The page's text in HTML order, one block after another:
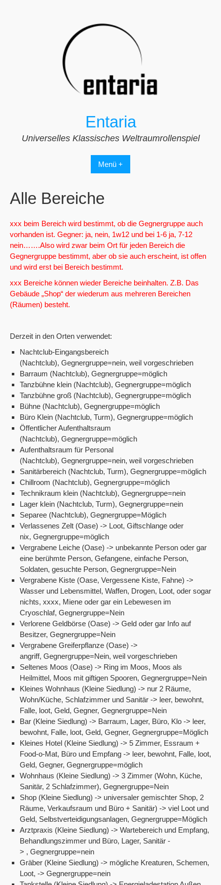
Entaria
Universelles Klassisches Weltraumrollenspiel
Menü +
Alle Bereiche
xxx beim Bereich wird bestimmt, ob die Gegnergruppe auch
vorhanden ist. Gegner: ja, nein, 1w12 und bei 1-6 ja, 7-12
nein…….Also wird zwar beim Ort für jeden Bereich die
Gegnergruppe bestimmt, aber ob sie auch erscheint, ist offen
und wird erst bei Bereich bestimmt.
xxx Bereiche können wieder Bereiche beinhalten. Z.B. Das
Gebäude „Shop“ der wiederum aus mehreren Bereichen
(Räumen) besteht.
Derzeit in den Orten verwendet:
Nachtclub-Eingangsbereich
(Nachtclub), Gegnergruppe=nein, weil vorgeschrieben
Barraum (Nachtclub), Gegnergruppe=möglich
Tanzbühne klein (Nachtclub), Gegnergruppe=möglich
Tanzbühne groß (Nachtclub), Gegnergruppe=möglich
Bühne (Nachtclub), Gegnergruppe=möglich
Büro Klein (Nachtclub, Turm), Gegnergruppe=möglich
Öffentlicher Aufenthaltsraum
(Nachtclub), Gegnergruppe=möglich
Aufenthaltsraum für Personal
(Nachtclub), Gegnergruppe=nein, weil vorgeschrieben
Sanitärbereich (Nachtclub, Turm), Gegnergruppe=möglich
Chillroom (Nachtclub), Gegnergruppe=möglich
Technikraum klein (Nachtclub), Gegnergruppe=nein
Lager klein (Nachtclub, Turm), Gegnergruppe=nein
Separee (Nachtclub), Gegnergruppe=Möglich
Verlassenes Zelt (Oase) -> Loot, Giftschlange oder
nix, Gegnergruppe=möglich
Vergrabene Leiche (Oase) -> unbekannte Person oder gar
eine berühmte Person, Gefangene, einfache Person,
Soldaten, gesuchte Person, Gegnergruppe=Nein
Vergrabene Kiste (Oase, Vergessene Kiste, Fahne) ->
Wasser und Lebensmittel, Waffen, Drogen, Loot, oder sogar
nichts, xxxx, Miene oder gar ein Lebewesen im
Cryoschlaf, Gegnergruppe=Nein
Verlorene Geldbörse (Oase) -> Geld oder gar Info auf
Besitzer, Gegnergruppe=Nein
Vergrabene Greiferpflanze (Oase) ->
angriff, Gegnergruppe=Nein, weil vorgeschrieben
Seltenes Moos (Oase) -> Ring im Moos, Moos als
Heilmittel, Moos mit giftigen Spooren, Gegnergruppe=Nein
Kleines Wohnhaus (Kleine Siedlung) -> nur 2 Räume,
Wohn/Küche, Schlafzimmer und Sanitär -> leer, bewohnt,
Falle, loot, Geld, Gegner, Gegnergruppe=Nein
Bar (Kleine Siedlung) -> Barraum, Lager, Büro, Klo -> leer,
bewohnt, Falle, loot, Geld, Gegner, Gegnergruppe=Möglich
Kleines Hotel (Kleine Siedlung) -> 5 Zimmer, Essraum +
Food-o-Mat, Büro und Empfang -> leer, bewohnt, Falle, loot,
Geld, Gegner, Gegnergruppe=möglich
Wohnhaus (Kleine Siedlung) -> 3 Zimmer (Wohn, Küche,
Sanitär, 2 Schlafzimmer), Gegnergruppe=Nein
Shop (Kleine Siedlung) -> universaler gemischter Shop, 2
Räume, Verkaufsraum und Büro + Sanitär) -> viel Loot und
Geld, Selbstverteidigungsanlagen, Gegnergruppe=Möglich
Arztpraxis (Kleine Siedlung) -> Wartebereich und Empfang,
Behandlungszimmer und Büro, Lager, Sanitär -
> , Gegnergruppe=nein
Gräber (Kleine Siedlung) -> mögliche Kreaturen, Schemen,
Loot, -> Gegnergruppe=nein